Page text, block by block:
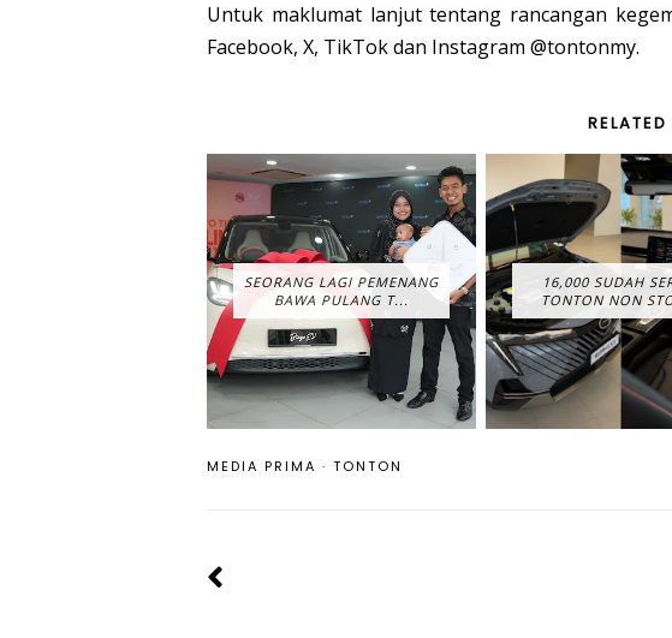
Untuk maklumat lanjut tentang rancangan
Facebook, X, TikTok dan Instagram @tontonmy.
RELATED
SEORANG LAGI PEMENANG
BAWA PULANG T...
16,000 SUDAH
TONTON NON
MEDIA PRIMA · TONTON